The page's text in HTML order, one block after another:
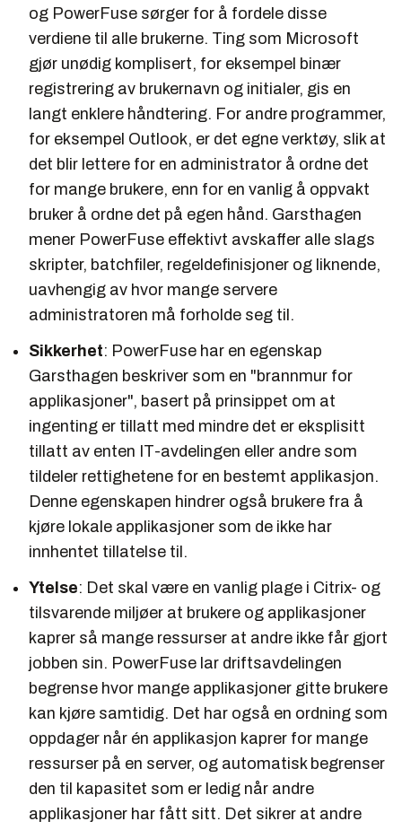
og PowerFuse sørger for å fordele disse
verdiene til alle brukerne. Ting som Microsoft
gjør unødig komplisert, for eksempel binær
registrering av brukernavn og initialer, gis en
langt enklere håndtering. For andre programmer,
for eksempel Outlook, er det egne verktøy, slik at
det blir lettere for en administrator å ordne det
for mange brukere, enn for en vanlig å oppvakt
bruker å ordne det på egen hånd. Garsthagen
mener PowerFuse effektivt avskaffer alle slags
skripter, batchfiler, regeldefinisjoner og liknende,
uavhengig av hvor mange servere
administratoren må forholde seg til.
Sikkerhet: PowerFuse har en egenskap
Garsthagen beskriver som en "brannmur for
applikasjoner", basert på prinsippet om at
ingenting er tillatt med mindre det er eksplisitt
tillatt av enten IT-avdelingen eller andre som
tildeler rettighetene for en bestemt applikasjon.
Denne egenskapen hindrer også brukere fra å
kjøre lokale applikasjoner som de ikke har
innhentet tillatelse til.
Ytelse: Det skal være en vanlig plage i Citrix- og
tilsvarende miljøer at brukere og applikasjoner
kaprer så mange ressurser at andre ikke får gjort
jobben sin. PowerFuse lar driftsavdelingen
begrense hvor mange applikasjoner gitte brukere
kan kjøre samtidig. Det har også en ordning som
oppdager når én applikasjon kaprer for mange
ressurser på en server, og automatisk begrenser
den til kapasitet som er ledig når andre
applikasjoner har fått sitt. Det sikrer at andre